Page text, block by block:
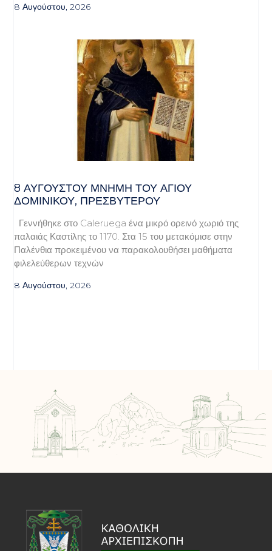
8 Αυγούστου, 2026
8 ΑΥΓΟΥΣΤΟΥ ΜΝΗΜΗ ΤΟΥ ΑΓΙΟΥ
ΔΟΜΙΝΙΚΟΥ, ΠΡΕΣΒΥΤΕΡΟΥ
Γεννήθηκε στο Caleruega ένα μικρό ορεινό χωριό της
παλαιάς Καστίλης το 1170. Στα 15 του μετακόμισε στην
Παλένθια προκειμένου να παρακολουθήσει μαθήματα
φιλελεύθερων τεχνών
8 Αυγούστου, 2026